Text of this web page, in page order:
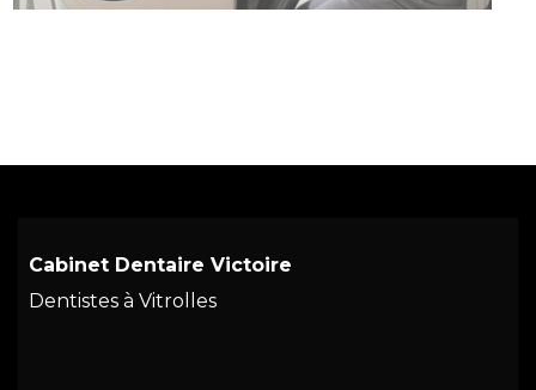
Cabinet Dentaire Victoire
Dentistes à Vitrolles